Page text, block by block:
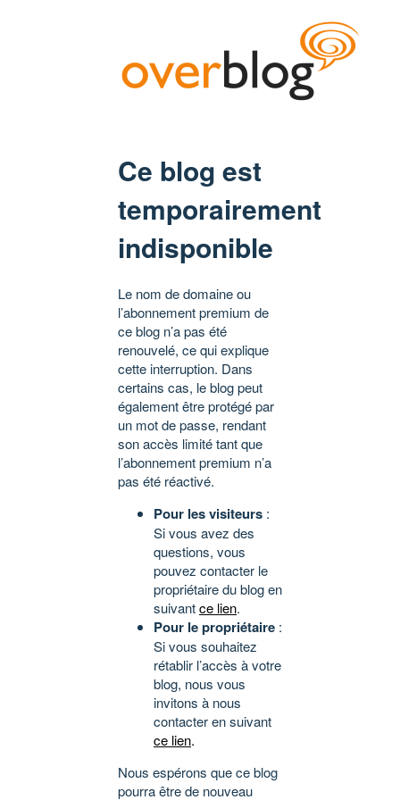
Ce blog est
temporairement
indisponible
Le nom de domaine ou
l’abonnement premium de
ce blog n’a pas été
renouvelé, ce qui explique
cette interruption. Dans
certains cas, le blog peut
également être protégé par
un mot de passe, rendant
son accès limité tant que
l’abonnement premium n’a
pas été réactivé.
Pour les visiteurs :
Si vous avez des
questions, vous
pouvez contacter le
propriétaire du blog en
suivantce lien.
Pour le propriétaire :
Si vous souhaitez
rétablir l’accès à votre
blog, nous vous
invitons à nous
contacter en suivant
ce lien.
Nous espérons que ce blog
pourra être de nouveau